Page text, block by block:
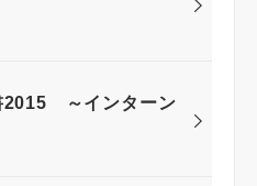
2015 ～インターン